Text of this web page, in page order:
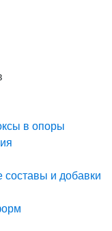
в опоры
и добавки